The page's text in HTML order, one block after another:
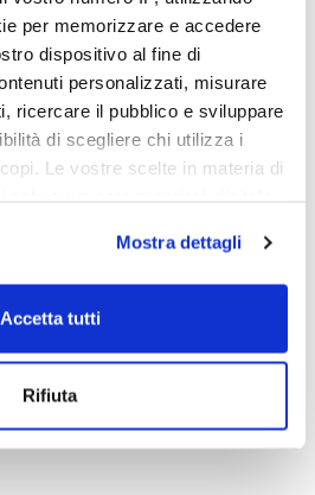
per memorizzare e accedere
dispositivo al fine di
personalizzati, misurare
ricercare il pubblico e sviluppare
di scegliere chi utilizza i
Le vostre scelte in materia di
proprio consenso in qualsiasi
sui cookie o facendo clic
privacy.
anche:
sulla tua posizione
di qualche
Mostra dettagli
Accetta tutti
Rifiuta
Neuheit
- 10%
VI TISCA Outdoor-Teppich
€ 154,49 € 139,04